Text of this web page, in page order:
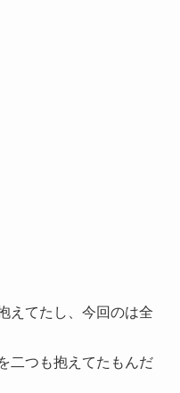
えてたし、今回のは全
二つも抱えてたもんだ